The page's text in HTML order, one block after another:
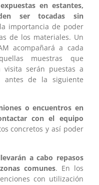
en estantes,
ser tocadas sin
importancia de poder
de los materiales. Un
acompañará a cada
muestras que
serán puestas a
antes de la siguiente
o encuentros en
con el equipo
concretos y así poder
a cabo repasos
comunes. En los
con utilización